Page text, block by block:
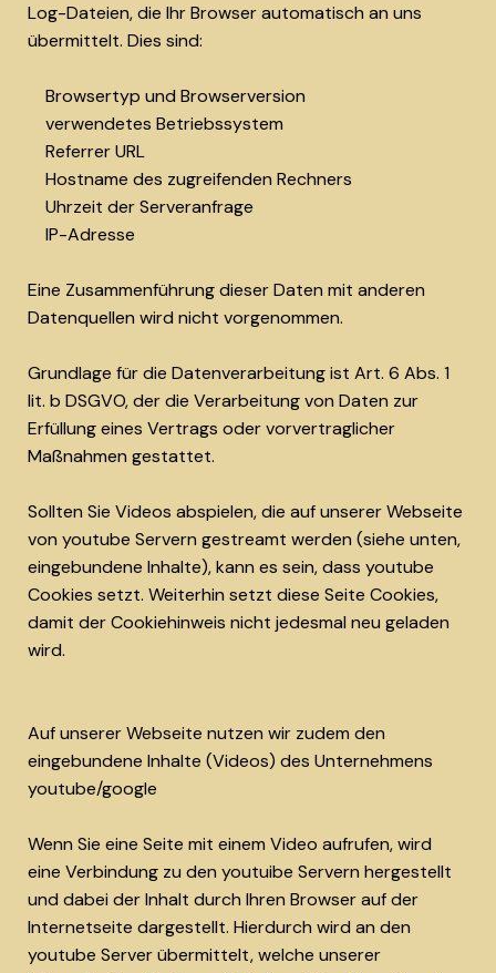
Log-Dateien, die Ihr Browser automatisch an uns
übermittelt. Dies sind:
Browsertyp und Browserversion
verwendetes Betriebssystem
Referrer URL
Hostname des zugreifenden Rechners
Uhrzeit der Serveranfrage
IP-Adresse
Eine Zusammenführung dieser Daten mit anderen
Datenquellen wird nicht vorgenommen.
Grundlage für die Datenverarbeitung ist Art. 6 Abs. 1
lit. b DSGVO, der die Verarbeitung von Daten zur
Erfüllung eines Vertrags oder vorvertraglicher
Maßnahmen gestattet.
Sollten Sie Videos abspielen, die auf unserer Webseite
von youtube Servern gestreamt werden (siehe unten,
eingebundene Inhalte), kann es sein, dass youtube
Cookies setzt. Weiterhin setzt diese Seite Cookies,
damit der Cookiehinweis nicht jedesmal neu geladen
wird.
Auf unserer Webseite nutzen wir zudem den
eingebundene Inhalte (Videos) des Unternehmens
youtube/google
Wenn Sie eine Seite mit einem Video aufrufen, wird
eine Verbindung zu den youtuibe Servern hergestellt
und dabei der Inhalt durch Ihren Browser auf der
Internetseite dargestellt. Hierdurch wird an den
youtube Server übermittelt, welche unserer